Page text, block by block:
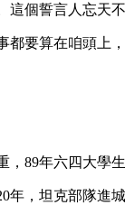
個誓言人忘天
要算在咱頭
89年六四大學
，坦克部隊